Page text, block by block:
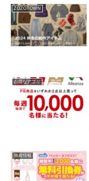
ZOZOTOWN
お得なアプリ
懸賞情報